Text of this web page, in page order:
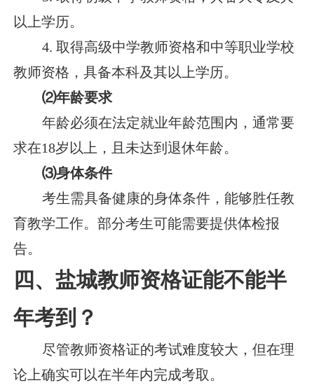
以上学历。
4. 取得高级中学教师资格和中等职业学校
教师资格，具备本科及其以上学历。
⑵年龄要求
年龄必须在法定就业年龄范围内，通常要
求在18岁以上，且未达到退休年龄。
⑶身体条件
考生需具备健康的身体条件，能够胜任教
育教学工作。部分考生可能需要提供体检报
告。
四、盐城教师资格证能不能半
年考到？
尽管教师资格证的考试难度较大，但在理
论上确实可以在半年内完成考取。